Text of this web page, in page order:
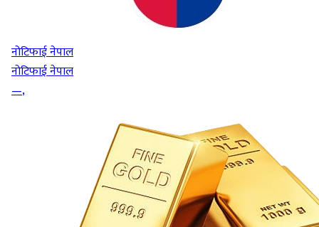
नोटिफाई नेपाल
नोटिफाई नेपाल
—,